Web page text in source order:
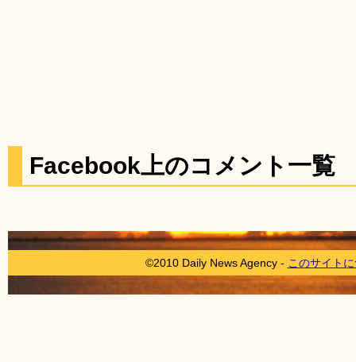
Facebook上のコメント一覧
©2010 Daily News Agency - このサイト